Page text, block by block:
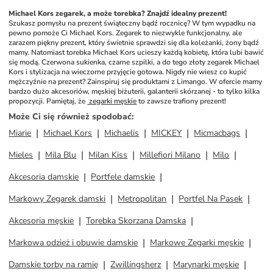
Michael Kors zegarek, a może torebka? Znajdź idealny prezent!
Szukasz pomysłu na prezent świąteczny bądź rocznicę? W tym wypadku na
pewno pomoże Ci Michael Kors. Zegarek to niezwykle funkcjonalny, ale
zarazem piękny prezent, który świetnie sprawdzi się dla koleżanki, żony bądź
mamy. Natomiast torebka Michael Kors ucieszy każdą kobietę, która lubi bawić
się modą. Czerwona sukienka, czarne szpilki, a do tego złoty zegarek Michael
Kors i stylizacja na wieczorne przyjęcie gotowa. Nigdy nie wiesz co kupić
mężczyźnie na prezent? Zainspiruj się produktami z Limango. W ofercie mamy
bardzo dużo akcesoriów, męskiej biżuterii, galanterii skórzanej - to tylko kilka
propozycji. Pamiętaj, że zegarki męskie to zawsze trafiony prezent!
Może Ci się również spodobać:
Miarie
Michael Kors Michaelis MICKEY
Micmacbags
Mieles
Mila Blu Milan Kiss Millefiori Milano
Milo
Akcesoria damskie
Portfele damskie
Markowy Zegarek damski
Metropolitan
Portfel Na Pasek
Akcesoria męskie
Torebka Skorzana Damska
Markowa odzież i obuwie damskie
Markowe Zegarki męskie
Damskie torby na ramię
Zwillingsherz
Marynarki męskie